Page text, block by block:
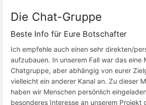
Die Chat-Gruppe
Beste Info für Eure Botschafter
Ich empfehle auch einen sehr direkten/
aufzubauen. In unserem Fall war das eine
Chatgruppe, aber abhängig von eurer
vielleicht ein anderer Kanal an. Zu dieser
haben wir Menschen persönlich
besonderes Interesse an unserem Projekt